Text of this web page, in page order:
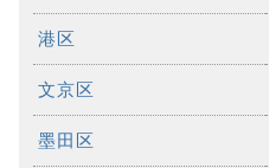
港区
文京区
墨田区